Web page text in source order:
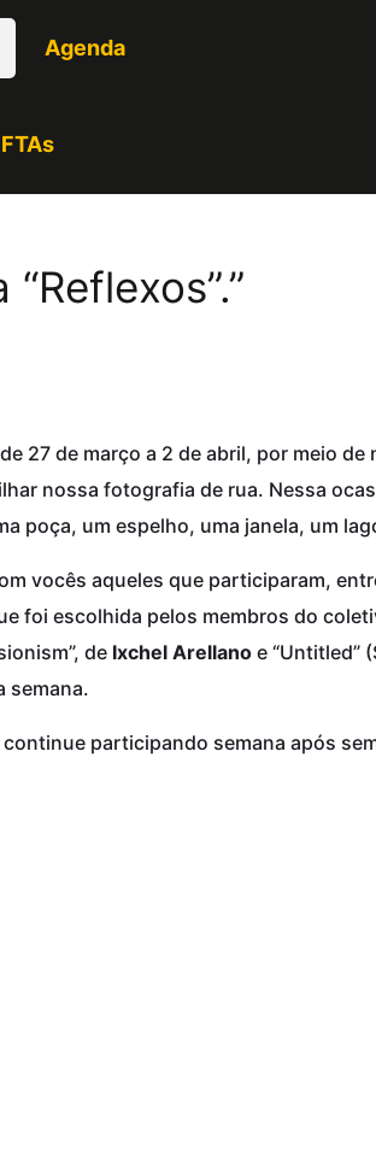
Agenda
27 de março a 2 de abril, por meio de
nossa fotografia de rua. Nessa
poça, um espelho, uma janela, um
vocês aqueles que participaram,
foi escolhida pelos membros do
de Ixchel Arellanoe “Untitled”
semana.
participando semana após